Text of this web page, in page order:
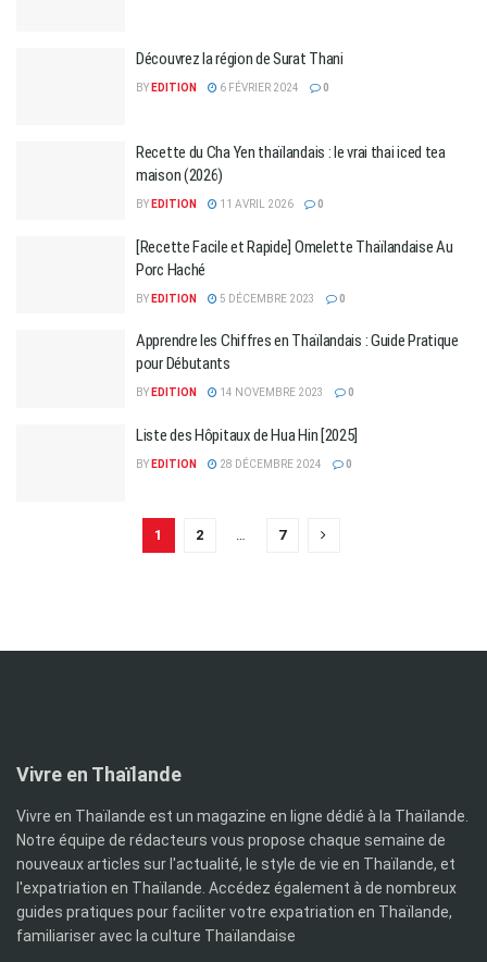
Découvrez la région de Surat Thani
BY EDITION 6 FÉVRIER 2024 0
Recette du Cha Yen thaïlandais : le vrai thai iced tea
maison (2026)
BY EDITION 11 AVRIL 2026 0
[Recette Facile et Rapide] Omelette Thaïlandaise Au
Porc Haché
BY EDITION 5 DÉCEMBRE 2023 0
Apprendre les Chiffres en Thaïlandais : Guide Pratique
pour Débutants
BY EDITION 14 NOVEMBRE 2023 0
Liste des Hôpitaux de Hua Hin [2025]
BY EDITION 28 DÉCEMBRE 2024 0
1 2 … 7
Vivre en Thaïlande
Vivre en Thaïlande est un magazine en ligne dédié à la Thaïlande.
Notre équipe de rédacteurs vous propose chaque semaine de
nouveaux articles sur l'actualité, le style de vie en Thaïlande, et
l'expatriation en Thaïlande. Accédez également à de nombreux
guides pratiques pour faciliter votre expatriation en Thaïlande,
familiariser avec la culture Thaïlandaise